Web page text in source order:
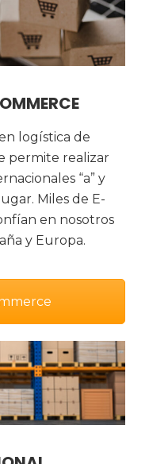
logística de
permite realizar
“a” y
Miles de E-
en nosotros
y Europa.